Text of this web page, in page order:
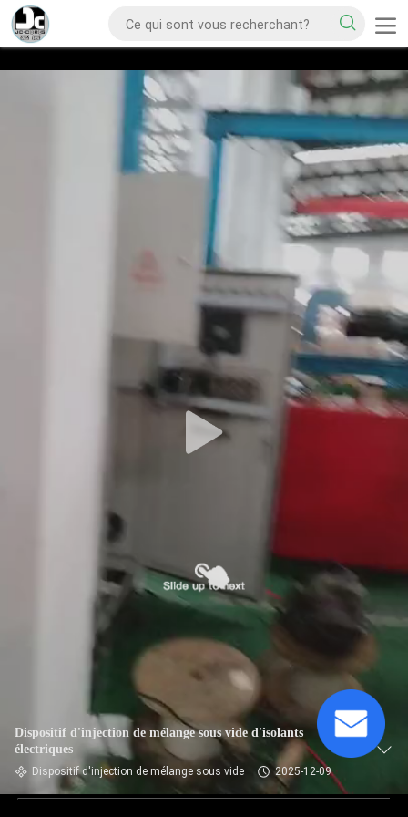
Dispositif d'injection de mélange sous vide d'isolants
électriques
Dispositif d'injection de mélange sous vide 2025-12-09